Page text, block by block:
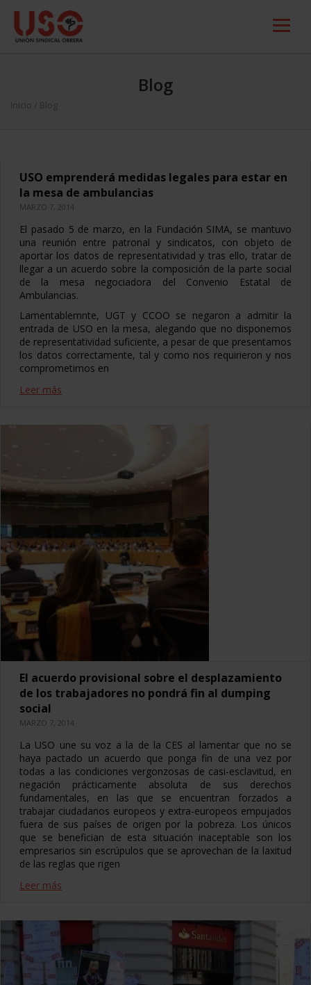
Blog
Inicio / Blog
USO emprenderá medidas legales para estar en
la mesa de ambulancias
MARZO 7, 2014
El pasado 5 de marzo, en la Fundación SIMA, se mantuvo
una reunión entre patronal y sindicatos, con objeto de
aportar los datos de representatividad y tras ello, tratar de
llegar a un acuerdo sobre la composición de la parte social
de la mesa negociadora del Convenio Estatal de
Ambulancias.
Lamentablemnte, UGT y CCOO se negaron a admitir la
entrada de USO en la mesa, alegando que no disponemos
de representatividad suficiente, a pesar de que presentamos
los datos correctamente, tal y como nos requirieron y nos
comprometimos en
Leer más
El acuerdo provisional sobre el desplazamiento
de los trabajadores no pondrá fin al dumping
social
MARZO 7, 2014
La USO une su voz a la de la CES al lamentar que no se
haya pactado un acuerdo que ponga fin de una vez por
todas a las condiciones vergonzosas de casi-esclavitud, en
negación prácticamente absoluta de sus derechos
fundamentales, en las que se encuentran forzados a
trabajar ciudadanos europeos y extra-europeos empujados
fuera de sus países de origen por la pobreza. Los únicos
que se benefician de esta situación inaceptable son los
empresarios sin escrúpulos que se aprovechan de la laxitud
de las reglas que rigen
Leer más